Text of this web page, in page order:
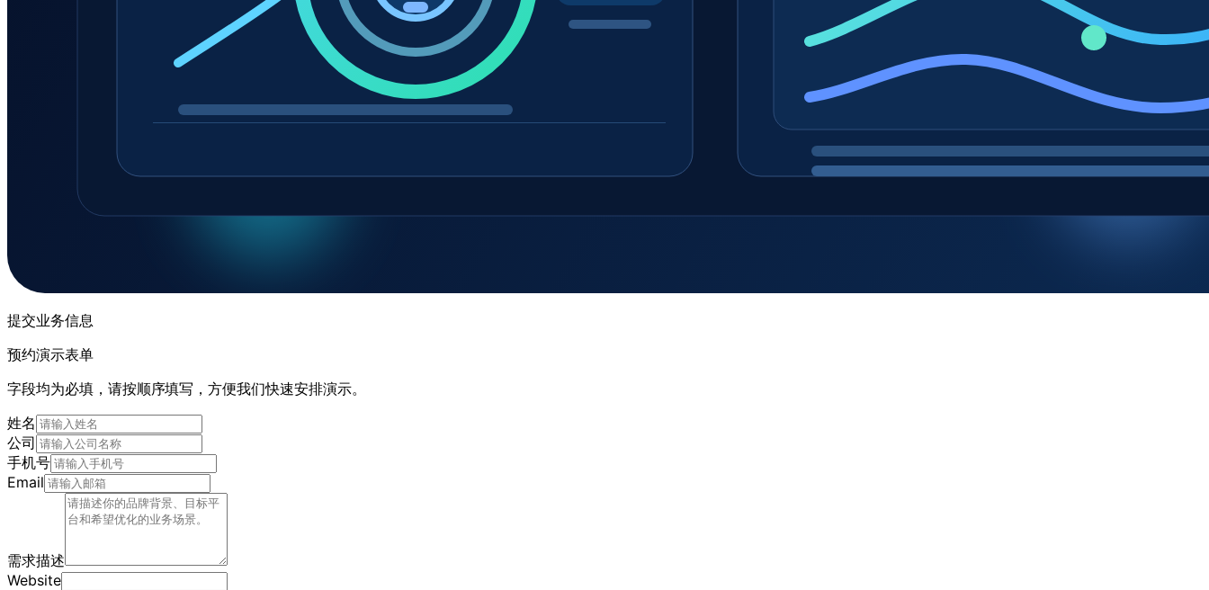
提交业务信息
预约演示表单
字段均为必填，请按顺序填写，方便我们快速安排演示。
姓名
公司
手机号
Email
需求描述
Website